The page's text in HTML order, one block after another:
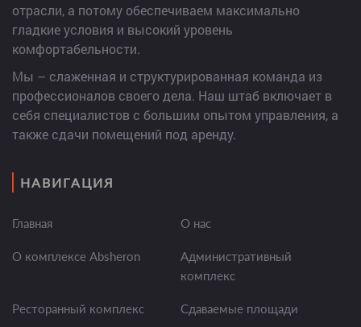
отрасли, а потому обеспечиваем максимально
гладкие условия и высокий уровень
комфортабельности.
Мы – слаженная и структурированная команда из
профессионалов своего дела. Наш штаб включает в
себя специалистов с большим опытом управления, а
также сдачи помещений под аренду.
НАВИГАЦИЯ
Главная О нас
О комплексе Absheron
Административный
комплекс
Ресторанный комплекс Сдаваемые площади